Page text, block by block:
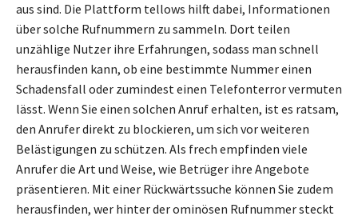
aus sind. Die Plattform tellows hilft dabei, Informationen
über solche Rufnummern zu sammeln. Dort teilen
unzählige Nutzer ihre Erfahrungen, sodass man schnell
herausfinden kann, ob eine bestimmte Nummer einen
Schadensfall oder zumindest einen Telefonterror vermuten
lässt. Wenn Sie einen solchen Anruf erhalten, ist es ratsam,
den Anrufer direkt zu blockieren, um sich vor weiteren
Belästigungen zu schützen. Als frech empfinden viele
Anrufer die Art und Weise, wie Betrüger ihre Angebote
präsentieren. Mit einer Rückwärtssuche können Sie zudem
herausfinden, wer hinter der ominösen Rufnummer steckt